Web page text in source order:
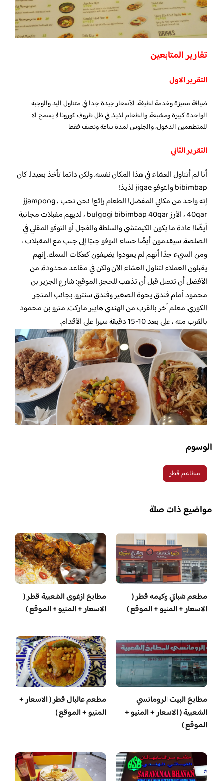
تقارير المتابعين
التقرير الاول
ضيافة مميزة وخدمة لطيفة، الأسعار جيدة جدا في متناول اليد والوجبة
الواحدة كبيرة ومشبعة. والطعام لذيذ. في ظل ظروف كورونا لا يسمح الا
للمتطعمين الدخول، والجلوس لمدة ساعة ونصف فقط
التقرير الثاني
أنا لم أتناول العشاء في هذا المكان نفسه. ولكن دائما تأخذ بعيدا. كان
bibimbap والتوفو jigae لذيذ!
إنه واحد من مكاني المفضل! الطعام رائع! نحن نحب jjampong ،
40qar ، الأرز bulgogi bibimbap 40qar ، لديهم مقبلات مجانية
أيضًا! عادة ما يكون الكيمتشي والسلطة والفجل أو التوفو المقلي في
الصلصة. سيقدمون أيضًا حساء التوفو جنبًا إلى جنب مع المقبلات ،
ومن السيء جدًا أنهم لم يعودوا يضيفون كعكات السمك. إنهم
يقبلون العملاء لتناول العشاء الآن ولكن في مقاعد محدودة. من
الأفضل أن تتصل قبل أن تذهب للحجز. الموقع: شارع الجزير بن
محمود أمام فندق يحوة الصغير وفندق سنترو. بجانب المتجر
الكوري. معلم آخر بالقرب من الهندي هايبر ماركت. مترو بن محمود
بالقرب منه ، على بعد 10-15 دقيقة سيرا على الأقدام.
الوسوم
مطاعم قطر
مواضيع ذات صلة
مطعم شباتي وكيمه قطر (
الاسعار + المنيو + الموقع )
مطابخ ازغوى الشعبية قطر (
الاسعار + المنيو + الموقع )
مطابخ البيت الرومانسي
الشعبية ( الاسعار + المنيو +
الموقع )
مطعم عالبال قطر ( الاسعار +
المنيو + الموقع )